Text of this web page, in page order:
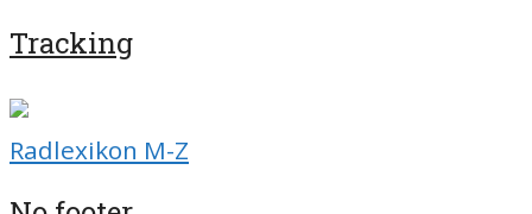
Tracking
Radlexikon M-Z